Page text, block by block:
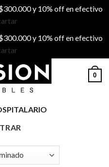
y 10% off en efectivo
y 10% off en efectivo
0